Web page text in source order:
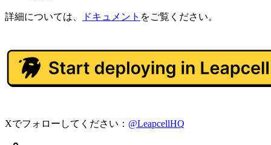
詳細については、 ドキュメント をご覧ください。
Xでフォローしてください： @LeapcellHQ